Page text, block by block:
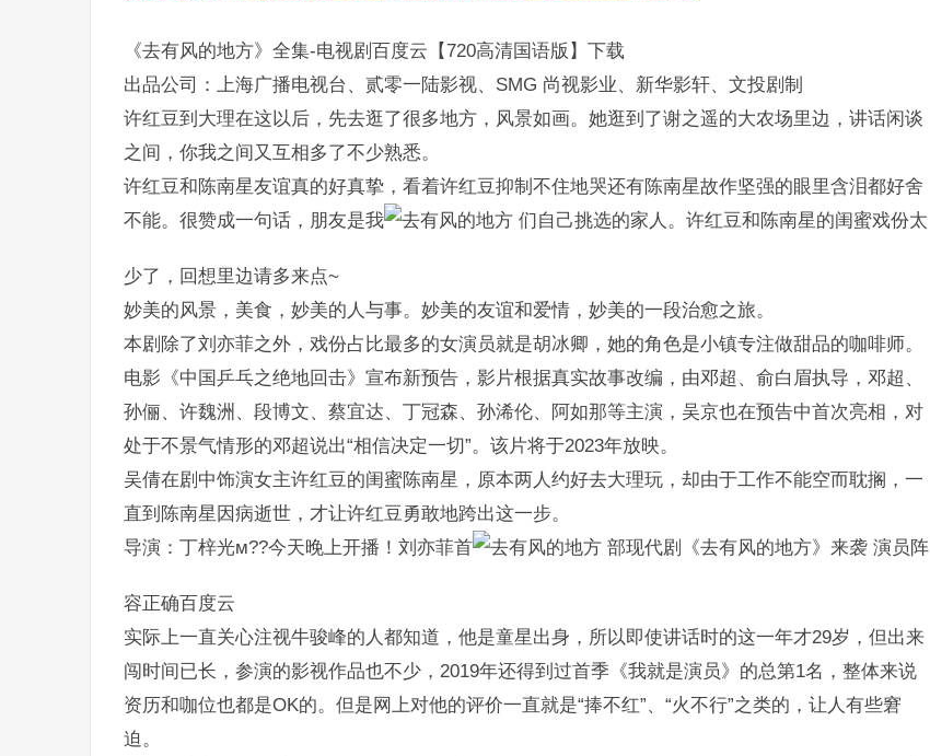
《去有风的地方》全集-电视剧百度云【720高清国语版】下载
出品公司：上海广播电视台、贰零一陆影视、SMG 尚视影业、新华影轩、文投剧制
许红豆到大理在这以后，先去逛了很多地方，风景如画。她逛到了谢之遥的大农场里边，讲话闲谈
之间，你我之间又互相多了不少熟悉。
许红豆和陈南星友谊真的好真挚，看着许红豆抑制不住地哭还有陈南星故作坚强的眼里含泪都好舍
不能。很赞成一句话，朋友是我
们自己挑选的家人。许红豆和陈南星的闺蜜戏份太
少了，回想里边请多来点~
妙美的风景，美食，妙美的人与事。妙美的友谊和爱情，妙美的一段治愈之旅。
本剧除了刘亦菲之外，戏份占比最多的女演员就是胡冰卿，她的角色是小镇专注做甜品的咖啡师。
电影《中国乒乓之绝地回击》宣布新预告，影片根据真实故事改编，由邓超、俞白眉执导，邓超、
孙俪、许魏洲、段博文、蔡宜达、丁冠森、孙浠伦、阿如那等主演，吴京也在预告中首次亮相，对
处于不景气情形的邓超说出“相信决定一切”。该片将于2023年放映。
吴倩在剧中饰演女主许红豆的闺蜜陈南星，原本两人约好去大理玩，却由于工作不能空而耽搁，一
直到陈南星因病逝世，才让许红豆勇敢地跨出这一步。
导演：丁梓光м??今天晚上开播！刘亦菲首
部现代剧《去有风的地方》来袭 演员阵
容正确百度云
实际上一直关心注视牛骏峰的人都知道，他是童星出身，所以即使讲话时的这一年才29岁，但出来
闯时间已长，参演的影视作品也不少，2019年还得到过首季《我就是演员》的总第1名，整体来说
资历和咖位也都是OK的。但是网上对他的评价一直就是“捧不红”、“火不行”之类的，让人有些窘
迫。